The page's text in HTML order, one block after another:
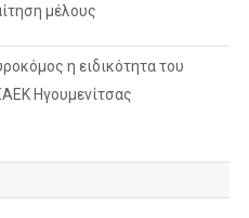
μέλους
η ειδικότητα του
Ηγουμενίτσας